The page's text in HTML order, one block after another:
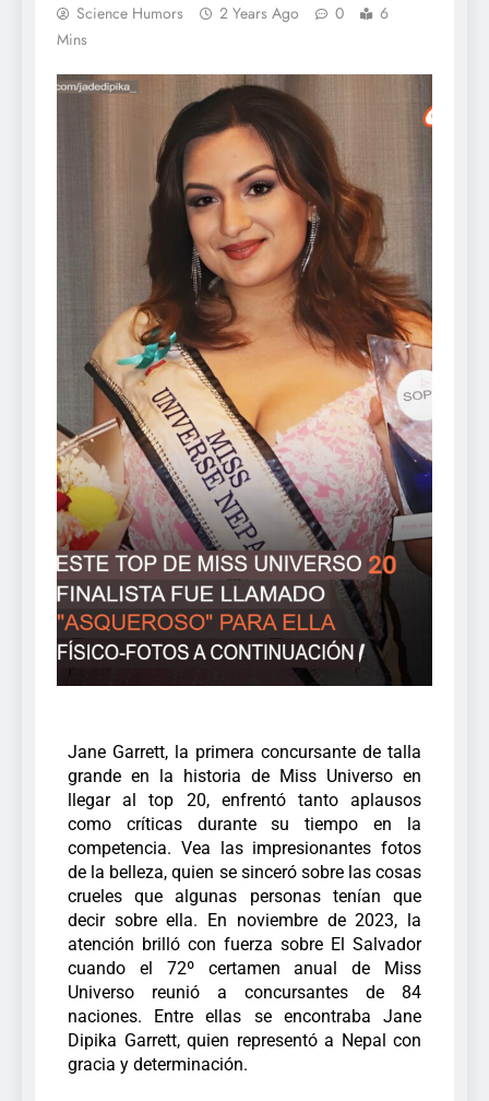
Science Humors 2 Years Ago 0
6
Mins
Jane Garrett, la primera concursante de talla
grande en la historia de Miss Universo en
llegar al top 20, enfrentó tanto aplausos
como críticas durante su tiempo en la
competencia. Vea las impresionantes fotos
de la belleza, quien se sinceró sobre las cosas
crueles que algunas personas tenían que
decir sobre ella. En noviembre de 2023, la
atención brilló con fuerza sobre El Salvador
cuando el 72º certamen anual de Miss
Universo reunió a concursantes de 84
naciones. Entre ellas se encontraba Jane
Dipika Garrett, quien representó a Nepal con
gracia y determinación.